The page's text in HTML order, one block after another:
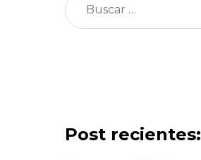
Post recientes: